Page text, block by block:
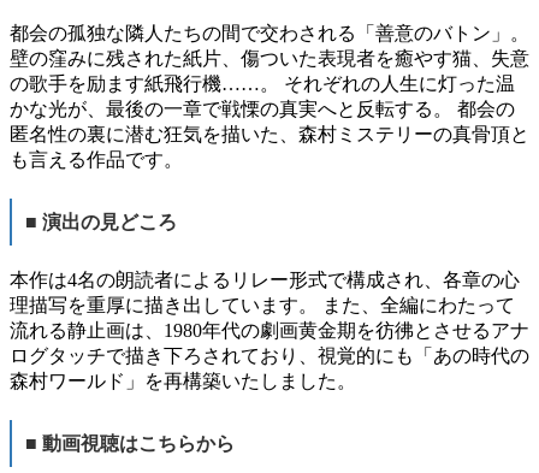
都会の孤独な隣人たちの間で交わされる「善意のバトン」。
壁の窪みに残された紙片、傷ついた表現者を癒やす猫、失意
の歌手を励ます紙飛行機……。 それぞれの人生に灯った温
かな光が、最後の一章で戦慄の真実へと反転する。 都会の
匿名性の裏に潜む狂気を描いた、森村ミステリーの真骨頂と
も言える作品です。
■ 演出の見どころ
本作は4名の朗読者によるリレー形式で構成され、各章の心
理描写を重厚に描き出しています。 また、全編にわたって
流れる静止画は、1980年代の劇画黄金期を彷彿とさせるアナ
ログタッチで描き下ろされており、視覚的にも「あの時代の
森村ワールド」を再構築いたしました。
■ 動画視聴はこちらから